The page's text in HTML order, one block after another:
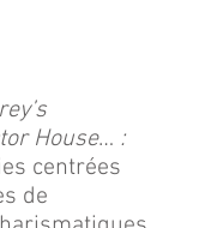
House… :
centrées
de